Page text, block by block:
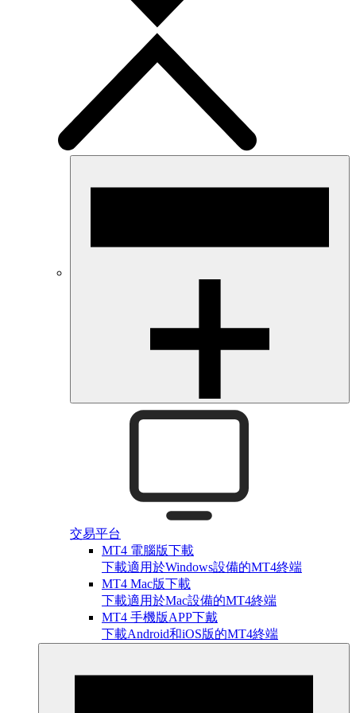
交易平台
MT4 電腦版下載
下載適用於Windows設備的MT4終端
MT4 Mac版下載
下載適用於Mac設備的MT4終端
MT4 手機版APP下戴
下載Android和iOS版的MT4終端